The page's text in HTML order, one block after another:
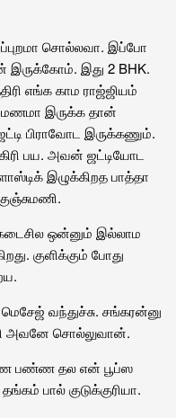
சொல்லவா. இப்போ
இது 2 BHK.
எங்க காம ராஜ்ஜியம்
இருக்க தான்
பிராவோட இருக்கணும்.
பய. அவன் ஜட்டியோட
இழுக்கிறத பாத்தா
ஒன்னும் இல்லாம
குளிக்கும் போது
வந்துச்சு. சங்கரன்னு
அவனே சொல்லுவான்.
பண்ண தல என் பூப்ஸ
பால் குடுக்குரியா.